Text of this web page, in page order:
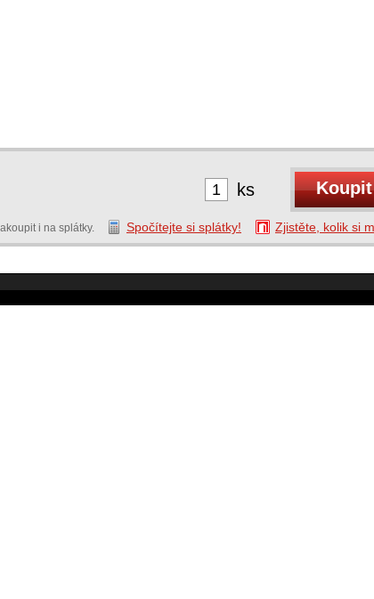
ks
i na splátky. Spočítejte si splátky! Zjistěte, kolik si